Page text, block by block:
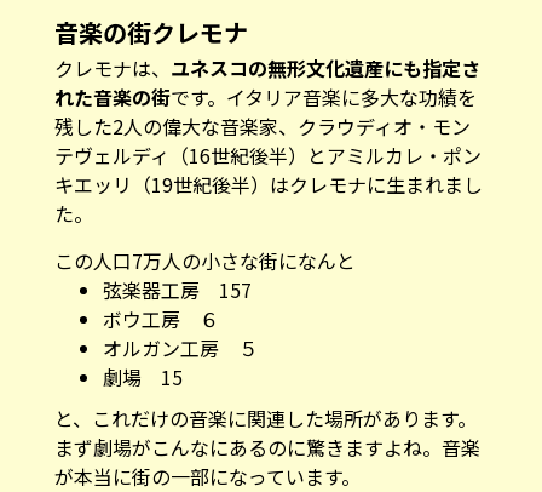
音楽の街クレモナ
クレモナは、 ユネスコの無形文化遺産にも指定さ
れた音楽の街です。イタリア音楽に多大な功績を
残した2人の偉大な音楽家、クラウディオ・モン
テヴェルディ（16世紀後半）とアミルカレ・ポン
キエッリ（19世紀後半）はクレモナに生まれまし
た。
この人口7万人の小さな街になんと
弦楽器工房 157
ボウ工房 ６
オルガン工房 ５
劇場 15
と、これだけの音楽に関連した場所があります。
まず劇場がこんなにあるのに驚きますよね。音楽
が本当に街の一部になっています。